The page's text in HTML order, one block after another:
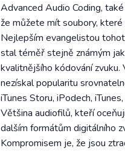
Advanced Audio Coding,
že můžete mít soubory,
Nejlepším evangelistou
stal téměř stejně známým
kvalitnějšího kódování
nezískal popularitu
iTunes Storu, iPodech,
Většina audiofilů, kteří
dalším formátům digitálního
Kompromisem je, že jsou